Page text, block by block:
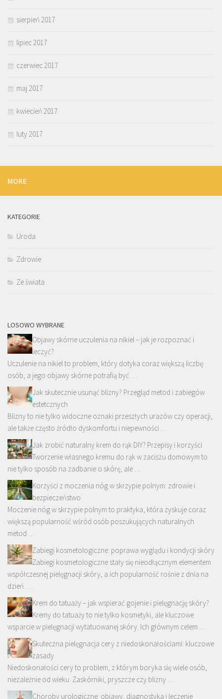
sierpień 2017
lipiec 2017
czerwiec 2017
maj 2017
kwiecień 2017
luty 2017
MORE
KATEGORIE
Uroda
Zdrowie
Ze świata
LOSOWO WYBRANE
Objawy skórne uczulenia na nikiel – jak je rozpoznać i
leczyć?
Uczulenie na nikiel to problem, który dotyka coraz większą liczbę
osób, a jego objawy skórne potrafią być …
Jak skutecznie usunąć blizny? Przegląd metod i zabiegów
estetcznych
Blizny to nie tylko widoczne oznaki przeszłych urazów czy operacji,
ale także często źródło dyskomfortu i niepewności …
Jak zrobić naturalny krem do rąk DIY? Przepisy i korzyści
Tworzenie własnego kremu do rąk w zaciszu domowym to
nie tylko sposób na zadbanie o skórę, ale …
Korzyści z moczenia nóg w skrzypie polnym: zdrowie i
bezpieczeństwo
Moczenie nóg w skrzypie polnym to praktyka, która zyskuje coraz
większą popularność wśród osób poszukujących naturalnych
metod …
Zabiegi kosmetologiczne: poprawa wyglądu i kondycji skóry
Zabiegi kosmetologiczne stały się nieodłącznym elementem
współczesnej pielęgnacji skóry, a ich popularność rośnie z dnia na
dzień. …
Krem do tatuaży – jak wspierać gojenie i pielęgnację skóry?
Kremy do tatuaży to nie tylko kosmetyki, ale kluczowe
wsparcie w pielęgnacji wytatuowanej skóry. Ich głównym celem …
Skuteczna pielęgnacja cery z niedoskonałościami: kluczowe
zasady
Niedoskonałości cery to problem, z którym boryka się wiele osób,
niezależnie od wieku. Zaskórniki, pryszcze czy blizny …
Choroby urologiczne: objawy, diagnostyka i leczenie